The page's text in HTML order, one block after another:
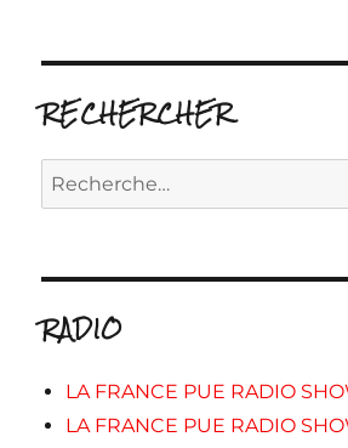
RECHERCHER
Recherche
pour :
RADIO
LA FRANCE PUE RADIO
LA FRANCE PUE RADIO